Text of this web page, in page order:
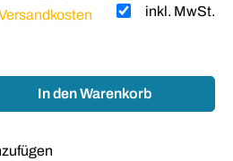
inkl. MwSt.
den gewünschten
In den Warenkorb